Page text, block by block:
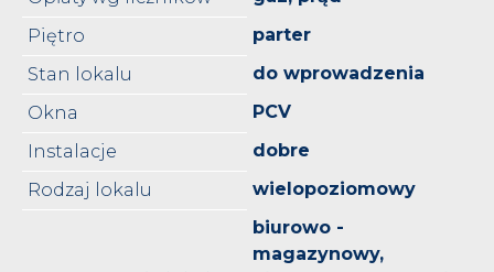
Piętro
parter
Stan lokalu
do wprowadzenia
Okna
PCV
Instalacje
dobre
Rodzaj lokalu
wielopoziomowy
biurowo -
magazynowy,